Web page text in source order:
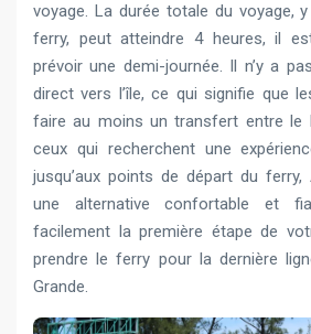
voyage. La durée totale du voyage,
ferry, peut atteindre 4 heures, il
prévoir une demi-journée. Il n’y a
direct vers l’île, ce qui signifie que
faire au moins un transfert entre le
ceux qui recherchent une
jusqu’aux points de départ du
une alternative confortable et
facilement la première étape de
prendre le ferry pour la dernière
Grande.